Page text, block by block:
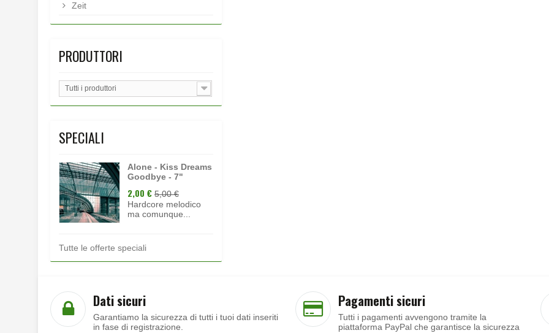
Zeit
PRODUTTORI
Tutti i produttori
SPECIALI
Alone - Kiss Dreams
Goodbye - 7"
2,00 € 5,00 €
Hardcore melodico
ma comunque...
Tutte le offerte speciali
Dati sicuri
Garantiamo la sicurezza di tutti i tuoi dati inseriti
in fase di registrazione.
Pagamenti sicuri
Tutti i pagamenti avvengono tramite la
piattaforma PayPal che garantisce la sicurezza